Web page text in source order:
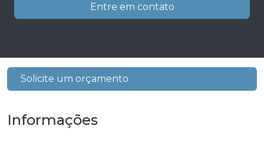
Entre em contato
Solicite um orçamento
Informações